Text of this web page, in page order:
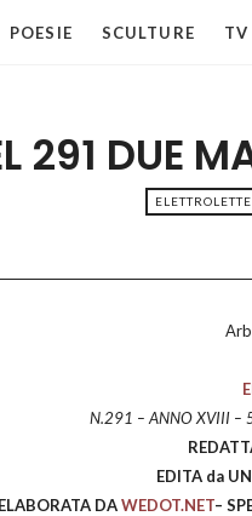
POESIE SCULTURE TV
291 DUE
N.291 – ANNO XVIII –
EDITA da
ELABORATA DAWEDOT.NET–